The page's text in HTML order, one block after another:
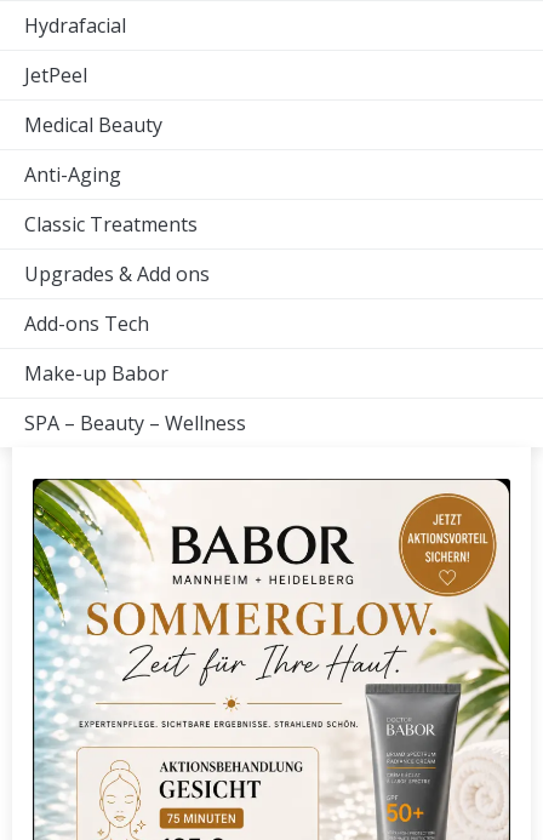
Hydrafacial
JetPeel
Medical Beauty
Anti-Aging
Classic Treatments
Upgrades & Add ons
Add-ons Tech
Make-up Babor
SPA – Beauty – Wellness